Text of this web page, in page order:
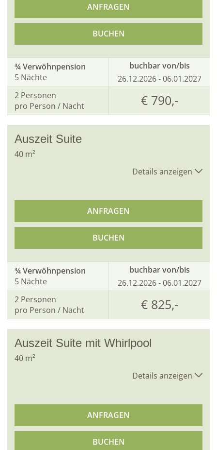
ANFRAGEN
BUCHEN
¾ Verwöhnpension
5 Nächte
buchbar von/bis
26.12.2026 - 06.01.2027
2 Personen
pro Person / Nacht
€ 790,-
Auszeit Suite
40 m²
Details anzeigen
ANFRAGEN
BUCHEN
¾ Verwöhnpension
5 Nächte
buchbar von/bis
26.12.2026 - 06.01.2027
2 Personen
pro Person / Nacht
€ 825,-
Auszeit Suite mit Whirlpool
40 m²
Details anzeigen
ANFRAGEN
BUCHEN